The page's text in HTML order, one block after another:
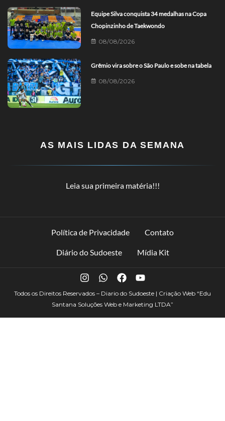
Equipe Silva conquista 34 medalhas na Copa
Chopinzinho de Taekwondo
08/08/2026
Grêmio vira sobre o São Paulo e sobe na tabela
08/08/2026
AS MAIS LIDAS DA SEMANA
Leia sua primeira matéria!!!
Política de Privacidade Contato
Diário do Sudoeste Mídia Kit
Todos os Direitos Reservados – Diario do Sudoeste | Criação Web “Edu
Santana Soluções Web e Marketing LTDA”